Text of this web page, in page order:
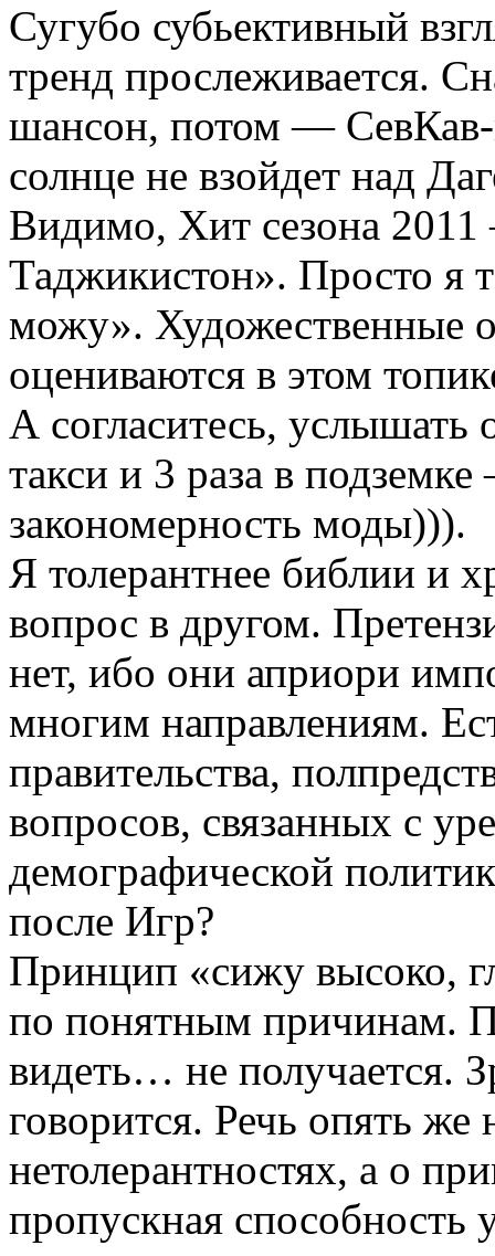
Сугубо субьективный
тренд прослеживается.
шансон, потом — СевКав-
солнце не взойдет над
Видимо, Хит сезона
Таджикистон». Просто я
можу». Художественные
оцениваются в этом
А согласитесь, услышать
такси и 3 раза в
закономерность моды))).
Я толерантнее библии и
вопрос в другом.
нет, ибо они априори
многим направлениям.
правительства,
вопросов, связанных с
демографической
после Игр?
Принцип «сижу высоко,
по понятным причинам.
видеть… не получается.
говорится. Речь опять же
нетолерантностях, а о
пропускная